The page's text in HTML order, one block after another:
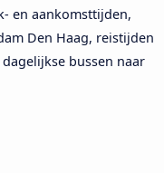
en aankomsttijden,
Den Haag, reistijden
bussen naar